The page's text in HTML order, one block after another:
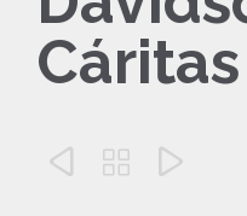
Cáritas
  